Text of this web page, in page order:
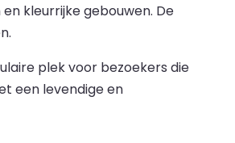
kleurrijke gebouwen. De
plek voor bezoekers die
een levendige en